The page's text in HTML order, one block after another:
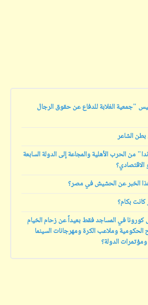
"جمعية الغلابة للدفاع عن حقوق الرجال
الشاعر
من الحرب الأهلية والمجاعة إلى الدولة السابعة
الاقتصادي؟
الخبر عن الحشيش في مصر؟
بكام؟
في المساجد فقط بعيداً عن زحام الخيام
الحكومية وملاعب الكرة ومهرجانات السينما
الدولة؟